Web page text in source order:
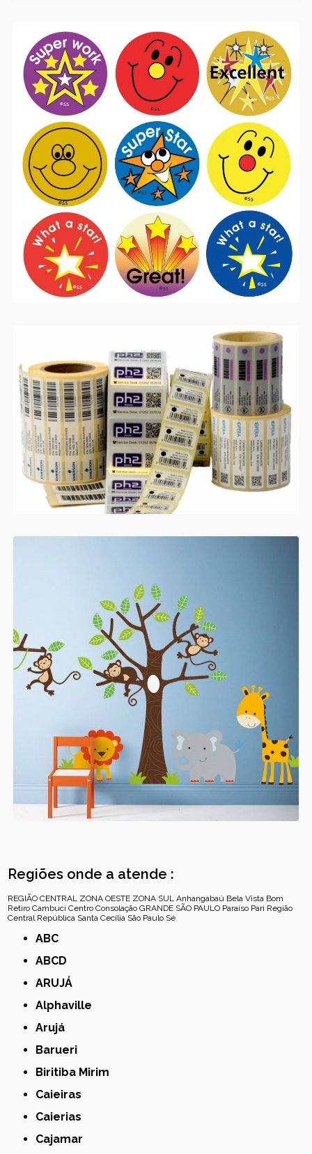
Regiões onde a atende :
REGIÃO CENTRAL ZONA OESTE ZONA SUL Anhangabaú Bela Vista Bom
Retiro Cambuci Centro Consolação GRANDE SÃO PAULO Paraíso Pari Região
Central República Santa Cecília São Paulo Sé
ABC
ABCD
ARUJÁ
Alphaville
Arujá
Barueri
Biritiba Mirim
Caieiras
Caierias
Cajamar